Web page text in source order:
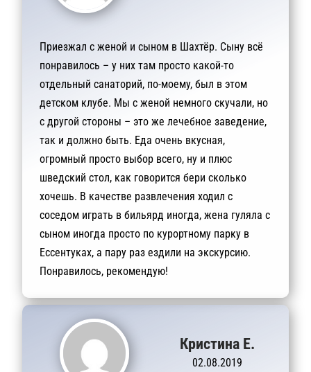
Приезжал с женой и сыном в Шахтёр. Сыну всё
понравилось – у них там просто какой-то
отдельный санаторий, по-моему, был в этом
детском клубе. Мы с женой немного скучали, но
с другой стороны – это же лечебное заведение,
так и должно быть. Еда очень вкусная,
огромный просто выбор всего, ну и плюс
шведский стол, как говорится бери сколько
хочешь. В качестве развлечения ходил с
соседом играть в бильярд иногда, жена гуляла с
сыном иногда просто по курортному парку в
Ессентуках, а пару раз ездили на экскурсию.
Понравилось, рекомендую!
Кристина Е.
02.08.2019